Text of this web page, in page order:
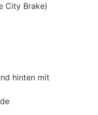
City Brake)
hinten mit